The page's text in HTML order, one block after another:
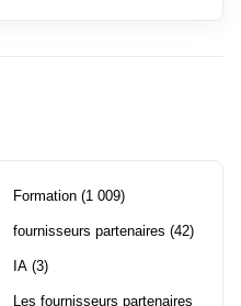
Formation (1 009)
fournisseurs partenaires (42)
IA (3)
Les fournisseurs partenaires